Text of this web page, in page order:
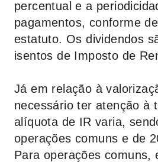
percentual e a
pagamentos, conforme
estatuto. Os dividendos
isentos de Imposto de
Já em relação à
necessário ter atenção à
alíquota de IR varia,
operações comuns e de
Para operações comuns,